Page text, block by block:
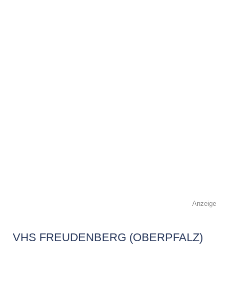
Anzeige
VHS FREUDENBERG (OBERPFALZ)